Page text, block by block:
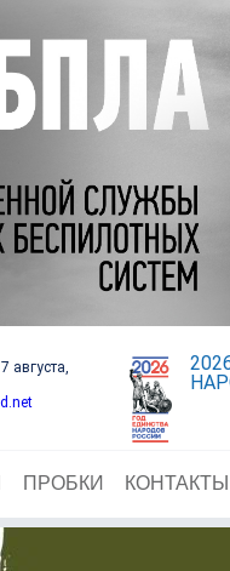
7 августа,
ПРОБКИ КОНТАКТЫ